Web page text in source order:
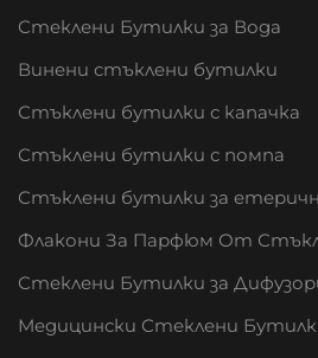
Стеклени Бутилки за Вода
Винени стъклени бутилки
Стъклени бутилки с капачка
Стъклени бутилки с помпа
Стъклени бутилки за
Флакони За Парфюм От
Стеклени Бутилки за
Медицински Стеклени